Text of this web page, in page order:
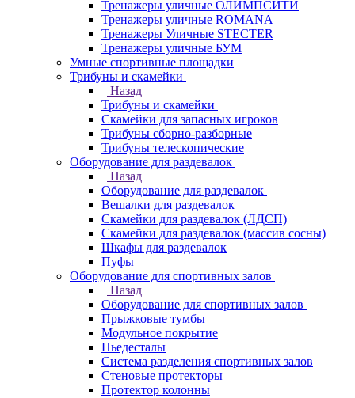
Тренажеры уличные ОЛИМПСИТИ
Тренажеры уличные ROMANA
Тренажеры Уличные STECTER
Тренажеры уличные БУМ
Умные спортивные площадки
Трибуны и скамейки
Назад
Трибуны и скамейки
Скамейки для запасных игроков
Трибуны сборно-разборные
Трибуны телескопические
Оборудование для раздевалок
Назад
Оборудование для раздевалок
Вешалки для раздевалок
Скамейки для раздевалок (ЛДСП)
Скамейки для раздевалок (массив сосны)
Шкафы для раздевалок
Пуфы
Оборудование для спортивных залов
Назад
Оборудование для спортивных залов
Прыжковые тумбы
Модульное покрытие
Пьедесталы
Система разделения спортивных залов
Стеновые протекторы
Протектор колонны